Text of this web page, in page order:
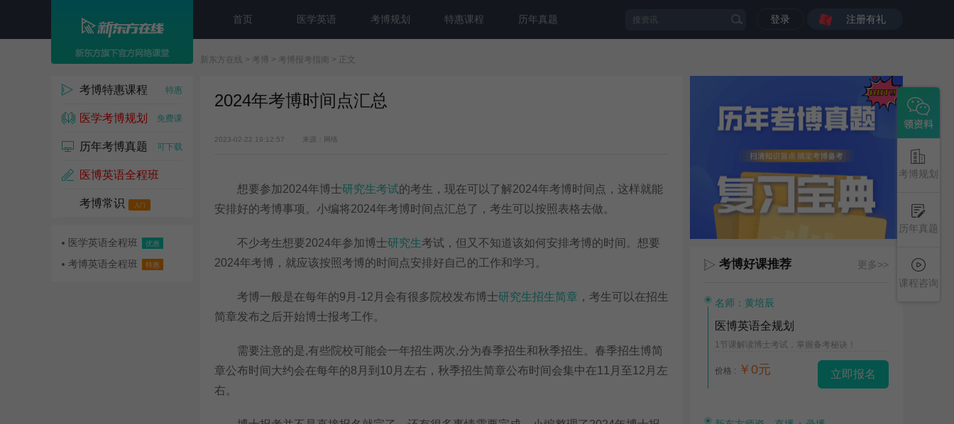
首页 医学英语 考博规划 特惠课程 历年真题 登录 注册有礼
新东方在线 > 考博 > 考博报考指南 > 正文
考博特惠课程 特惠
医学考博规划 免费课
历年考博真题 可下载
医博英语全程班
考博常识 入门
医学英语全程班 优惠
考博英语全程班 特惠
2024年考博时间点汇总
2023-02-22 19:12:57 来源：网络
想要参加2024年博士研究生考试的考生，现在可以了解2024年考博时间点，这样就能
安排好的考博事项。小编将2024年考博时间点汇总了，考生可以按照表格去做。
不少考生想要2024年参加博士研究生考试，但又不知道该如何安排考博的时间。想要
2024年考博，就应该按照考博的时间点安排好自己的工作和学习。
考博一般是在每年的9月-12月会有很多院校发布博士研究生招生简章 ，考生可以在招生
简章发布之后开始博士报考工作。
需要注意的是,有些院校可能会一年招生两次,分为春季招生和秋季招生。春季招生博简
章公布时间大约会在每年的8月到10月左右，秋季招生简章公布时间会集中在11月至12月左
右。
考博规划
历年真题
课程咨询
考博好课推荐 更多>>
名师：黄培辰
医博英语全规划
1节课解读博士考试，掌握备考秘诀！
价格 : ￥0元 立即报名